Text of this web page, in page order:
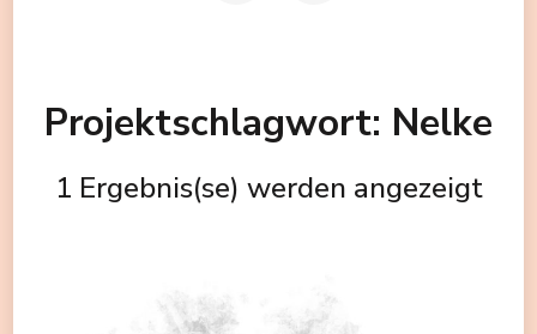
Projektschlagwort: Nelke
1 Ergebnis(se) werden angezeigt